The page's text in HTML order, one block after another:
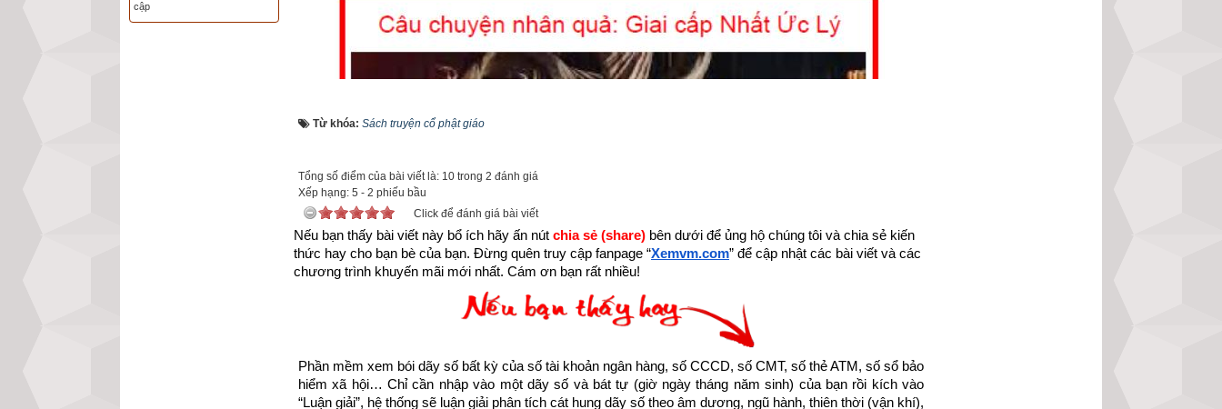
Như vậy chúng ta đang sống trong thời gian cuối cùng của thời kỳ mạt pháp khi mà đạo đức nhân loại
Từ khóa: Sách truyện cổ phật giáo
Tổng số điểm của bài viết là: 10 trong 2 đánh giá
Xếp hạng: 5 - 2 phiếu bầu
Click để đánh giá bài viết
Nếu bạn thấy bài viết này bổ ích hãy ấn nút chia sẻ (share) bên dưới để ủng hộ chúng tôi và chia sẻ kiến
thức hay cho bạn bè của bạn. Đừng quên truy cập fanpage “Xemvm.com” để cập nhật các bài viết và các
chương trình khuyến mãi mới nhất. Cám ơn bạn rất nhiều!
Phần mềm xem bói dãy số bất kỳ của số tài khoản ngân hàng, số CCCD, số CMT, số thẻ ATM, số sổ bảo
hiểm xã hội… Chỉ cần nhập vào một dãy số và bát tự (giờ ngày tháng năm sinh) của bạn rồi kích vào
“Luận giải”, hệ thống sẽ luận giải phân tích cát hung dãy số theo âm dương, ngũ hành, thiên thời (vận khí),
cập